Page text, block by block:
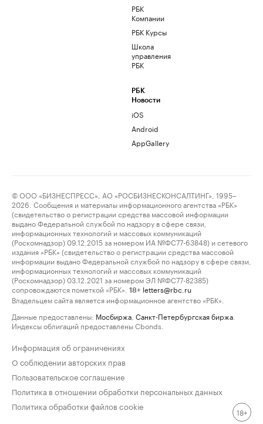
РБК
Компании
РБК Курсы
Школа
управления
РБК
РБК
Новости
iOS
Android
AppGallery
© ООО «БИЗНЕСПРЕСС», АО «РОСБИЗНЕСКОНСАЛТИНГ», 1995–
2026. Сообщения и материалы информационного агентства «РБК»
(свидетельство о регистрации средства массовой информации
выдано Федеральной службой по надзору в сфере связи,
информационных технологий и массовых коммуникаций
(Роскомнадзор) 09.12.2015 за номером ИА №ФС77-63848) и сетевого
издания «РБК» (свидетельство о регистрации средства массовой
информации выдано Федеральной службой по надзору в сфере связи,
информационных технологий и массовых коммуникаций
(Роскомнадзор) 03.12.2021 за номером ЭЛ №ФС77-82385)
сопровождаются пометкой «РБК».
18+ letters@rbc.ru
Владельцем сайта является информационное агентство «РБК».
Данные предоставлены: Мосбиржа Санкт-Петербургская биржа
Индексы облигаций предоставлены Cbonds.
Информация об ограничениях
О соблюдении авторских прав
Пользовательское соглашение
Политика в отношении обработки персональных данных
Политика обработки файлов cookie
18+